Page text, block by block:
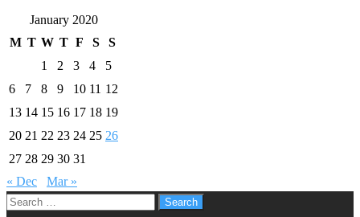
January 2020
M T W T F S
S
1
2 3 4
5
6
7 8 9 10 11 12
13 14 15 16 17 18 19
20 21 22 23 24 25 26
27 28 29 30 31
« Dec
Mar »
Search